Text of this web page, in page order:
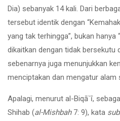
Dia) sebanyak 14 kali. Dari
tersebut identik dengan
yang tak terhingga”, bukan hanya
dikaitkan dengan tidak bersekutu
sebenarnya juga menunjukkan
menciptakan dan mengatur alam
Apalagi, menurut al-Biqā`ī,
Shihab (al-Mishbah7: 9), kata sub